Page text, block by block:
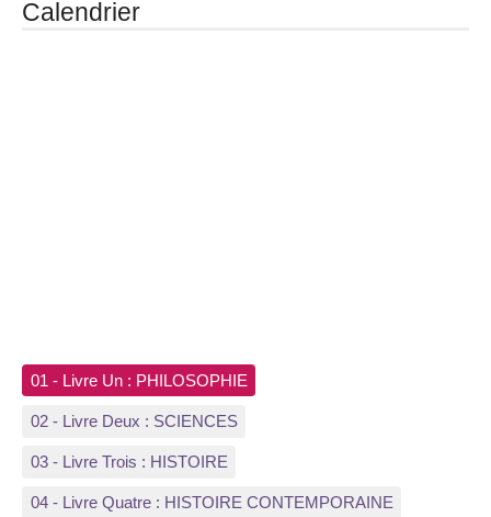
Calendrier
01 - Livre Un : PHILOSOPHIE
02 - Livre Deux : SCIENCES
03 - Livre Trois : HISTOIRE
04 - Livre Quatre : HISTOIRE CONTEMPORAINE